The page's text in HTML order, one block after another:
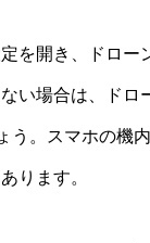
を開き、ドロ
い場合は、ド
う。スマホの機
ります。